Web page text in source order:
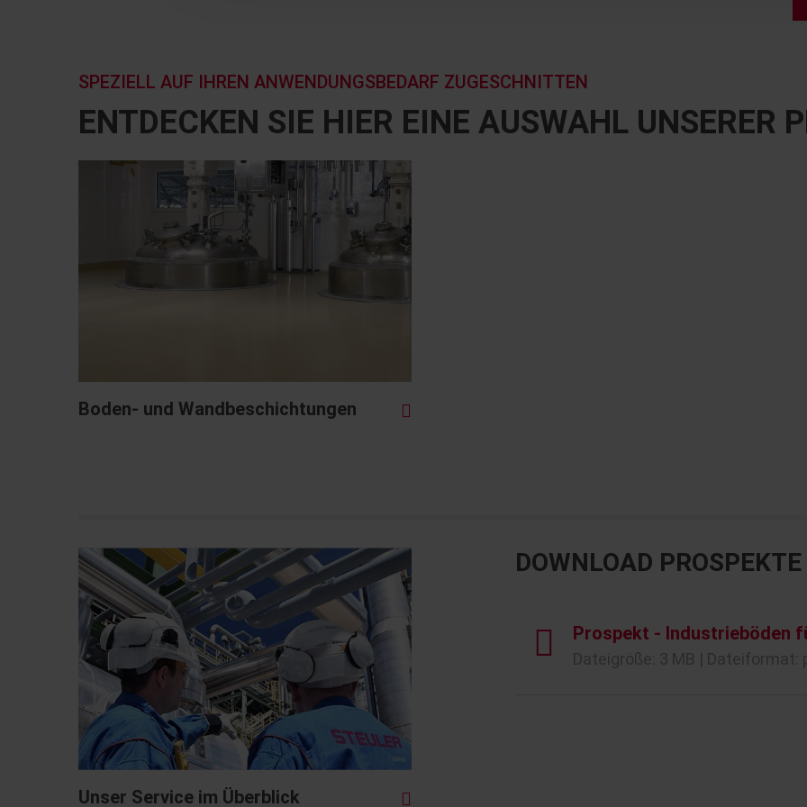
ENTDECKEN SIE HIER EINE AUSWAHL UNSERER
SPEZIELL AUF IHREN ANWENDUNGSBEDARF ZUGESCHNITTEN
Boden- und Wandbeschichtungen
Unser Service im Überblick
DOWNLOAD PROSPEKTE
Prospekt - Industrieböden